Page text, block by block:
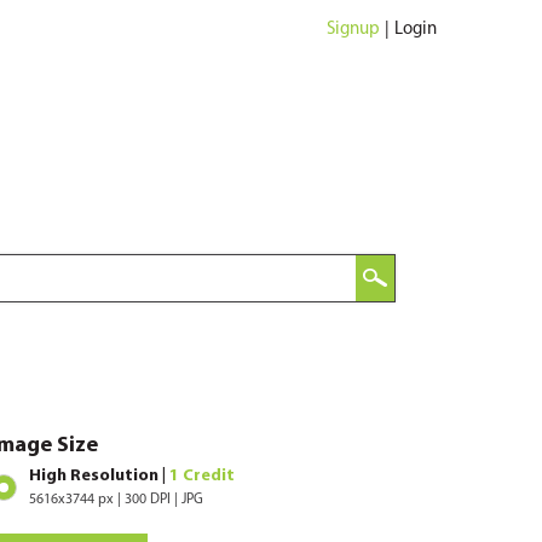
Signup Login
Size
High Resolution | 1 Credit
5616x3744 px | 300 DPI | JPG